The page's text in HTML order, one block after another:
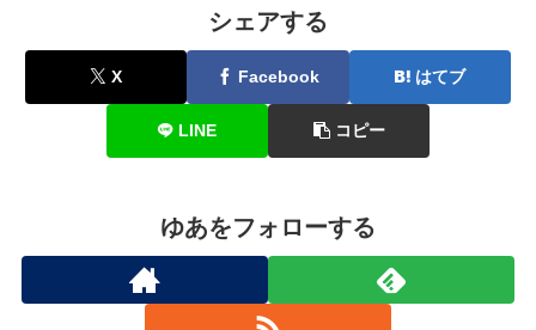
シェアする
X Facebook はてブ
LINE コピー
ゆあをフォローする